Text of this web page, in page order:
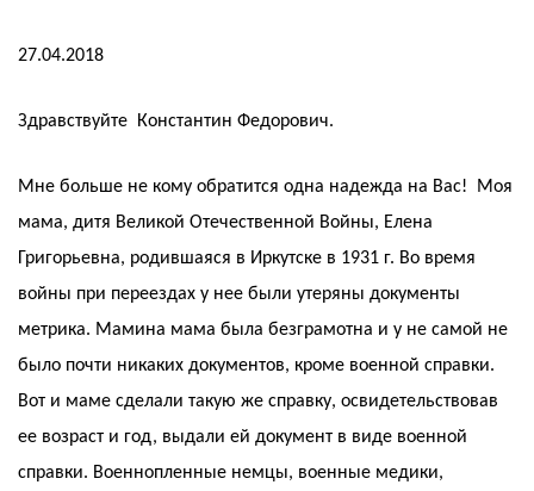
27.04.2018
Здравствуйте Константин Федорович.
Мне больше не кому обратится одна надежда на Вас! Моя
мама, дитя Великой Отечественной Войны, Елена
Григорьевна, родившаяся в Иркутске в 1931 г. Во время
войны при переездах у нее были утеряны документы
метрика. Мамина мама была безграмотна и у не самой не
было почти никаких документов, кроме военной справки.
Вот и маме сделали такую же справку, освидетельствовав
ее возраст и год, выдали ей документ в виде военной
справки. Военнопленные немцы, военные медики,